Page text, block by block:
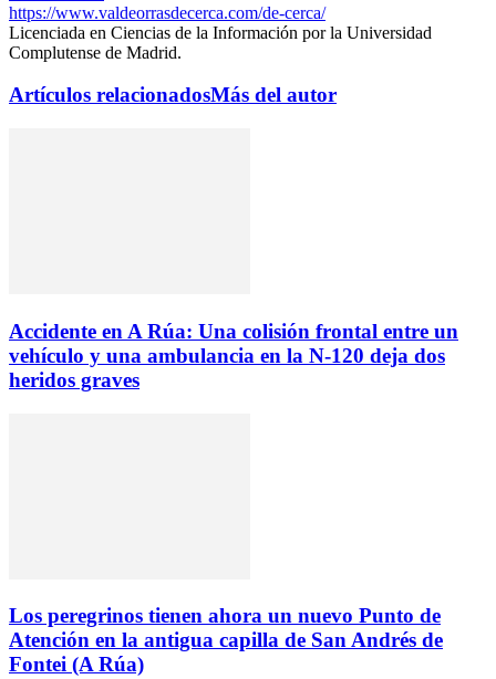
https://www.valdeorrasdecerca.com/de-cerca/
Licenciada en Ciencias de la Información por la Universidad
Complutense de Madrid.
Artículos relacionadosMás del autor
Accidente en A Rúa: Una colisión frontal entre un
vehículo y una ambulancia en la N-120 deja dos
heridos graves
Los peregrinos tienen ahora un nuevo Punto de
Atención en la antigua capilla de San Andrés de
Fontei (A Rúa)